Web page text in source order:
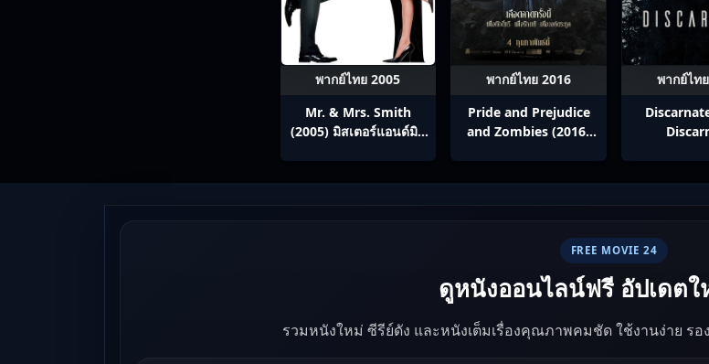
พากย์ไทย 2005
Mr. & Mrs. Smith
(2005) มิสเตอร์แอนด์มิส
พากย์ไทย 2016
Pride and Prejudice
and Zombies (2016)
พากย์ไท
FREE MOVIE 24
ดูหนังออนไลน์ฟรี อัปเดต
รวมหนังใหม่ ซีรีย์ดัง และหนังเต็มเรื่องคุณภาพคมชัด ใช้งานง่าย ร